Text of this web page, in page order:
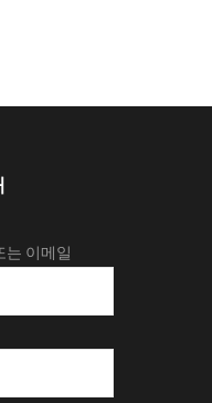
는 이메일